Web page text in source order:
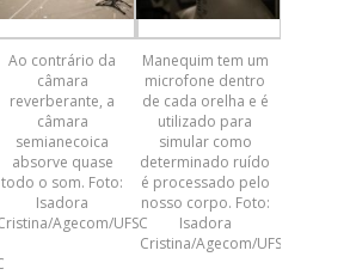
Ao contrário da
câmara
reverberante, a
câmara
semianecoica
absorve quase
todo o som. Foto:
Isadora
Agecom/UFSC
Manequim tem um
microfone dentro
de cada orelha e é
utilizado para
simular como
determinado ruído
é processado pelo
nosso corpo. Foto:
Isadora
Cristina/Agecom/UFSC